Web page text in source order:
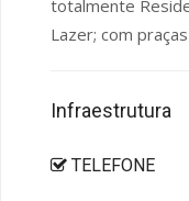
totalmente
Lazer; com
Infraestrutura
TELEFONE